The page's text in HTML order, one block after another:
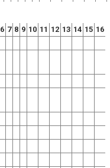
6 7 8 9 10 11 12 13 14 15 16